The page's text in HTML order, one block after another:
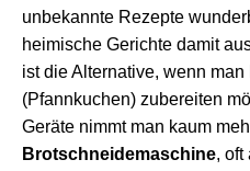
unbekannte Rezepte
heimische Gerichte damit
ist die Alternative, wenn
(Pfannkuchen) zubereiten
Geräte nimmt man kaum
Brotschneidemaschine, oft